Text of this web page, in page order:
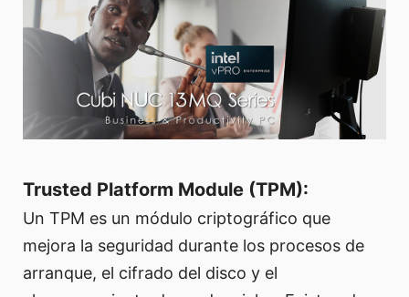
Trusted Platform Module (TPM):
Un TPM es un módulo criptográfico que
mejora la seguridad durante los procesos de
arranque, el cifrado del disco y el